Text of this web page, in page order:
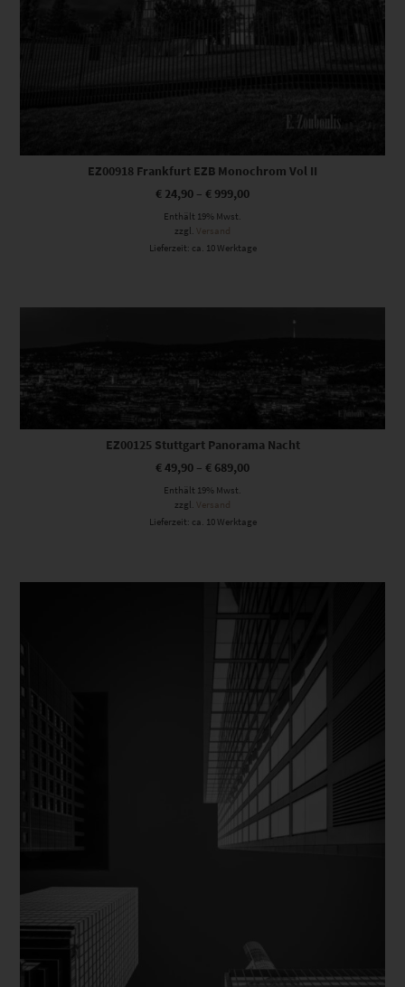
EZ00918 Frankfurt EZB Monochrom Vol II
€ 24,90 – € 999,00
Enthält 19% Mwst.
zzgl.
Versand
Lieferzeit: ca. 10 Werktage
Dieses Produkt weist mehrere Varianten auf. Die Optionen können auf der Produktseite gewählt werden
EZ00125 Stuttgart Panorama Nacht
€49,90 – € 689,00
Enthält 19% Mwst.
zzgl. Versand
Lieferzeit: ca. 10 Werktage
Dieses Produkt weist mehrere Varianten auf. Die Optionen können auf der Produktseite gewählt werden